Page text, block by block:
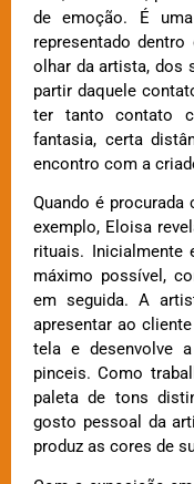
de emoção. É
representado
olhar da artista, dos
partir daquele
ter tanto contato
fantasia, certa
encontro com a
Quando é
exemplo, Eloisa
rituais. Inicialmente
máximo possível,
em seguida. A
apresentar ao
tela e desenvolve
pinceis. Como
paleta de tons
gosto pessoal da
produz as cores de